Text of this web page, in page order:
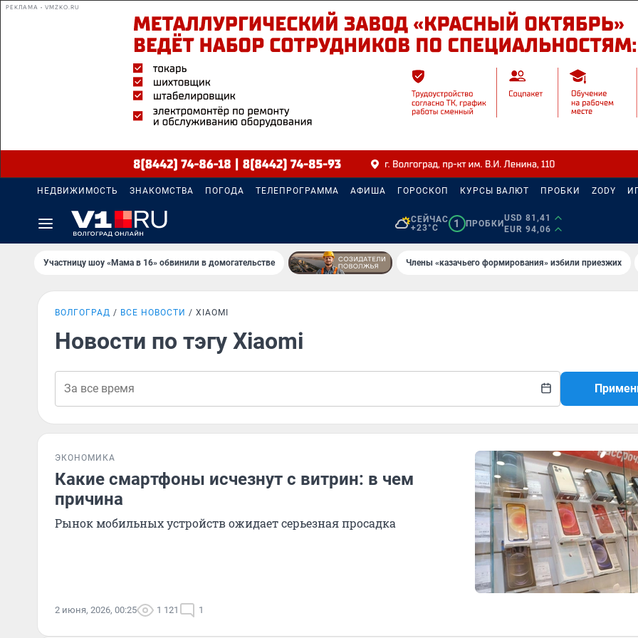
РЕКЛАМА • VMZKO.RU
НЕДВИЖИМОСТЬ ЗНАКОМСТВА ПОГОДА ТЕЛЕПРОГРАММА АФИША ГОРОСКОП КУРСЫ ВАЛЮТ ПРОБКИ ZODY
СЕЙЧАС
+23°C
1 ПРОБКИ
USD 81,41
EUR 94,06
Участницу шоу «Мама в 16» обвинили в домогательстве Члены «казачьего формирования» избили приезжих
ВОЛГОГРАД ВСЕ НОВОСТИ XIAOMI
Новости по тэгу Xiaomi
ЭКОНОМИКА
Какие смартфоны исчезнут с витрин: в чем
причина
Рынок мобильных устройств ожидает серьезная просадка
2 июня, 2026, 00:25 1 121 1